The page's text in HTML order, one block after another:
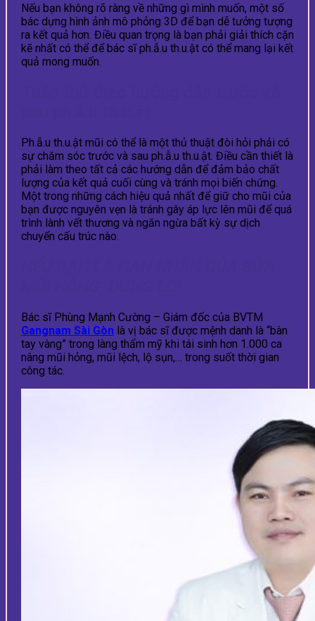
Nếu bạn không rõ ràng về những gì mình muốn, một số
bác dựng hình ảnh mô phỏng 3D để bạn dễ tưởng tượng
ra kết quả hơn. Điều quan trọng là bạn phải giải thích cặn
kẽ nhất có thể để bác sĩ ph.ẫ.u th.u.ật có thể mang lại kết
quả mong muốn.
Ph.ẫ.u th.u.ật mũi có thể là một thủ thuật đòi hỏi phải có
sự chăm sóc trước và sau ph.ẫ.u th.u.ật. Điều cần thiết là
phải làm theo tất cả các hướng dẫn để đảm bảo chất
lượng của kết quả cuối cùng và tránh mọi biến chứng.
Một trong những cách hiệu quả nhất để giữ cho mũi của
bạn được nguyên vẹn là tránh gây áp lực lên mũi để quá
trình lành vết thương và ngăn ngừa bất kỳ sự dịch
chuyển cấu trúc nào.
Bác sĩ Phùng Mạnh Cường – Giám đốc của BVTM
Gangnam Sài Gòn là vị bác sĩ được mệnh danh là “bàn
tay vàng” trong làng thẩm mỹ khi tái sinh hơn 1.000 ca
nâng mũi hỏng, mũi lệch, lộ sụn,… trong suốt thời gian
công tác.